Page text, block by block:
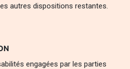
autres dispositions restantes.
engagées par les parties